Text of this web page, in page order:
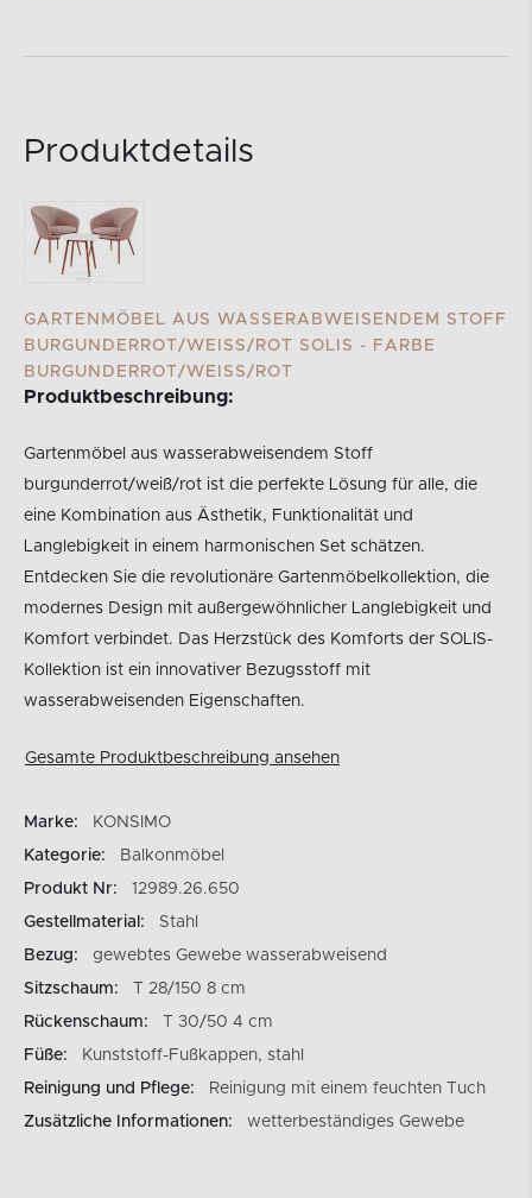
Produktdetails
GARTENMÖBEL AUS WASSERABWEISENDEM STOFF
BURGUNDERROT/WEISS/ROT SOLIS - FARBE B
URGUNDERROT/WEISS/ROT
Produktbeschreibung:
Gartenmöbel aus wasserabweisendem Stoff
burgunderrot/weiß/rot ist die perfekte Lösung für alle, die
eine Kombination aus Ästhetik, Funktionalität und
Langlebigkeit in einem harmonischen Set schätzen.
Entdecken Sie die revolutionäre Gartenmöbelkollektion, die
modernes Design mit außergewöhnlicher Langlebigkeit und
Komfort verbindet. Das Herzstück des Komforts der SOLIS-
Kollektion ist ein innovativer Bezugsstoff mit
wasserabweisenden Eigenschaften.
Gesamte Produktbeschreibung ansehen
Marke:
KONSIMO
Kategorie:
Balkonmöbel
Produkt Nr:
12989.26.650
Gestellmaterial:
Stahl
Bezug:
gewebtes Gewebe wasserabweisend
Sitzschaum:
T 28/150 8 cm
Rückenschaum:
T 30/50 4 cm
Füße:
Kunststoff-Fußkappen, stahl
Reinigung und Pflege:
Reinigung mit einem feuchten Tuch
Zusätzliche Informationen:
wetterbeständiges Gewebe